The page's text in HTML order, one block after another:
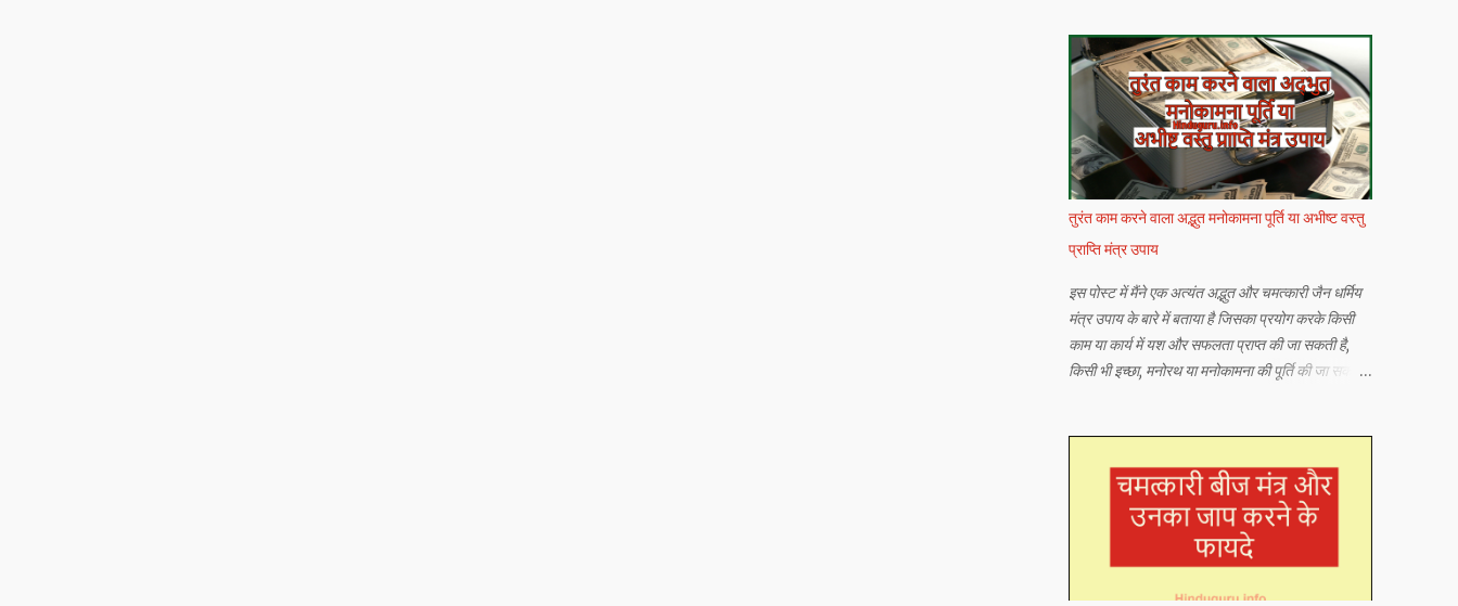
तुरंत काम करने वाला अद्भुत मनोकामना पूर्ति या अभीष्ट वस्तु
प्राप्ति मंत्र उपाय
इस पोस्ट में मैंने एक अत्यंत अद्भुत और चमत्कारी जैन धर्मिय
मंत्र उपाय के बारे में बताया है जिसका प्रयोग करके किसी
काम या कार्य में यश और सफलता प्राप्त की जा सकती है,
किसी भी इच्छा, मनोरथ या मनोकामना की पूर्ति की जा सकती